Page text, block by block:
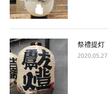
祭禮提灯
2020.05.27